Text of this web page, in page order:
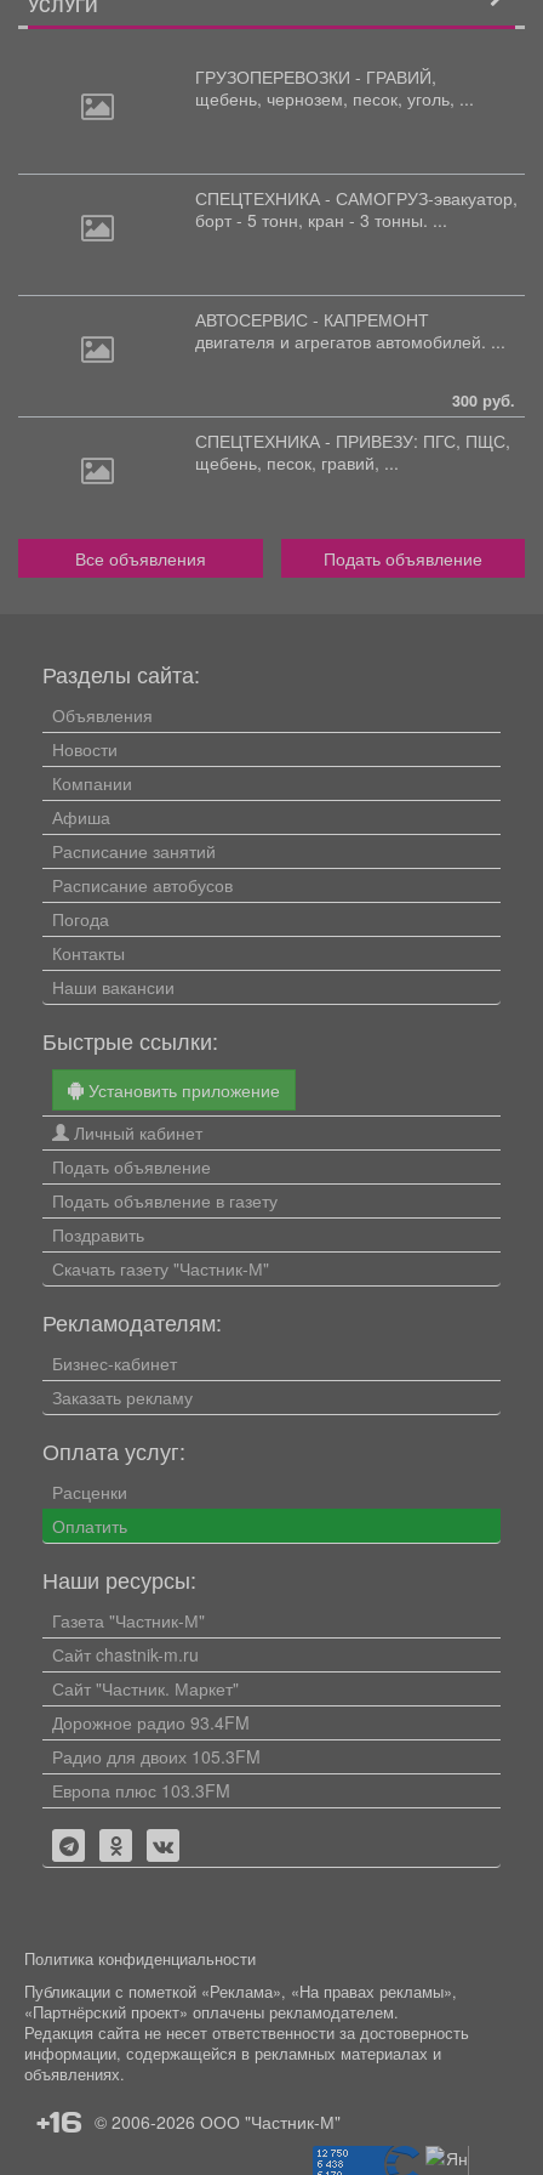
УСЛУГИ
ГРУЗОПЕРЕВОЗКИ - ГРАВИЙ,
щебень, чернозем, песок, уголь, ...
СПЕЦТЕХНИКА - САМОГРУЗ-эвакуатор,
борт - 5 тонн, кран - 3 тонны. ...
АВТОСЕРВИС - КАПРЕМОНТ
двигателя и агрегатов автомобилей. ...
300 руб.
СПЕЦТЕХНИКА - ПРИВЕЗУ: ПГС, ПЩС,
щебень, песок, гравий, ...
Все объявления Подать объявление
Разделы сайта:
Объявления
Новости
Компании
Афиша
Расписание занятий
Расписание автобусов
Погода
Контакты
Наши вакансии
Быстрые ссылки:
Установить приложение
Личный кабинет
Подать объявление
Подать объявление в газету
Поздравить
Скачать газету "Частник-М"
Рекламодателям:
Бизнес-кабинет
Заказать рекламу
Оплата услуг:
Расценки
Оплатить
Наши ресурсы:
Газета "Частник-М"
Сайт chastnik-m.ru
Сайт "Частник. Маркет"
Дорожное радио 93.4FM
Радио для двоих 105.3FM
Европа плюс 103.3FM
Политика конфиденциальности
Публикации с пометкой «Реклама», «На правах рекламы»,
«Партнёрский проект» оплачены рекламодателем.
Редакция сайта не несет ответственности за достоверность
информации, содержащейся в рекламных материалах и
объявлениях.
+16 © 2006-2026 ООО "Частник-М"